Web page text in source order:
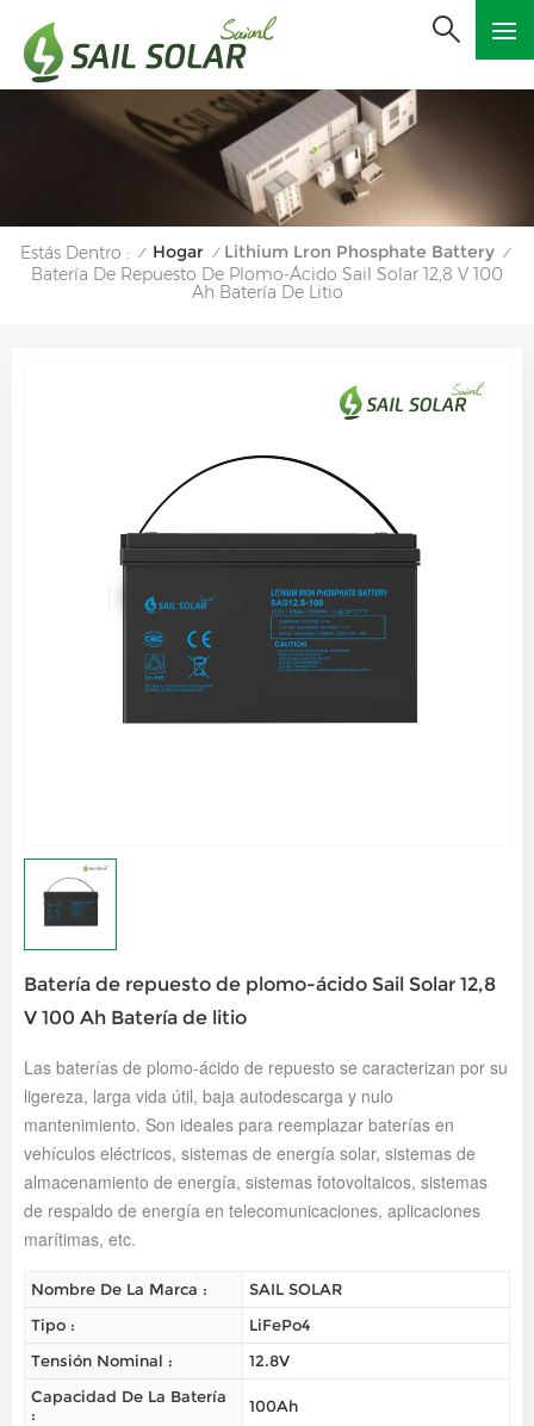
Estás Dentro : / Hogar / Lithium Lron Phosphate Battery /
Batería De Repuesto De Plomo-Ácido Sail Solar 12,8 V 100
Ah Batería De Litio
Batería de repuesto de plomo-ácido Sail Solar 12,8
V 100 Ah Batería de litio
Las baterías de plomo-ácido de repuesto se caracterizan por su
ligereza, larga vida útil, baja autodescarga y nulo
mantenimiento. Son ideales para reemplazar baterías en
vehículos eléctricos, sistemas de energía solar, sistemas de
almacenamiento de energía, sistemas fotovoltaicos, sistemas
de respaldo de energía en telecomunicaciones, aplicaciones
marítimas, etc.
Nombre De La Marca :
SAIL SOLAR
Tipo :
LiFePo4
Tensión Nominal :
12.8V
Capacidad De La Batería
:
100Ah